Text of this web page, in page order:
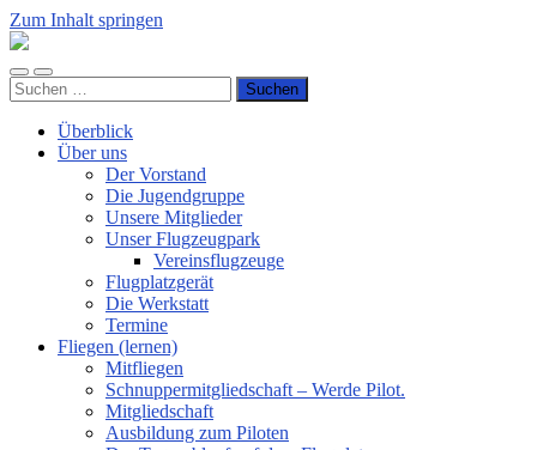
Zum Inhalt springen
Luftsportverein
e.V.
Mobile-
Menü
Suchfeld
ein-/ausblenden
Suchen
nach:
Überblick
Über uns
Der Vorstand
Die Jugendgruppe
Unsere Mitglieder
Unser Flugzeugpark
Vereinsflugzeuge
Flugplatzgerät
Die Werkstatt
Termine
Fliegen (lernen)
Mitfliegen
Schnuppermitgliedschaft – Werde Pilot.
Mitgliedschaft
Ausbildung zum Piloten